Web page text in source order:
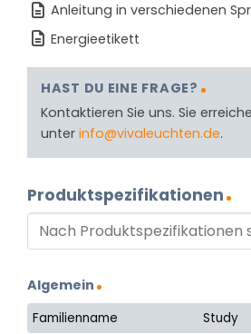
Anleitung in verschiedenen
Energieetikett
HAST DU EINE FRAGE?
Kontaktieren Sie uns. Sie
unter info@vivaleuchten.de.
Produktspezifikationen
Algemein
Familienname
Study